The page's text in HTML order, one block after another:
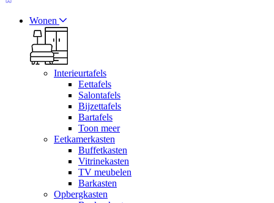
Wonen
Interieurtafels
Eettafels
Salontafels
Bijzettafels
Bartafels
Toon meer
Eetkamerkasten
Buffetkasten
Vitrinekasten
TV meubelen
Barkasten
Opbergkasten